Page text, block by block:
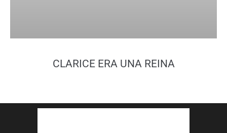
CLARICE ERA UNA REINA